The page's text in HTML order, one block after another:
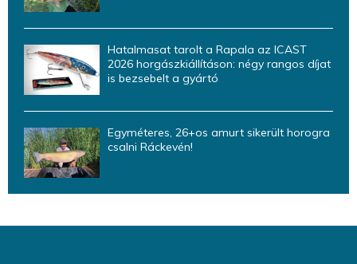
Hatalmasat tarolt a Rapala az ICAST
2026 horgászkiállításon: négy rangos díjat
is bezsebelt a gyártó
Egyméteres, 26+os amurt sikerült horogra
csalni Ráckevén!